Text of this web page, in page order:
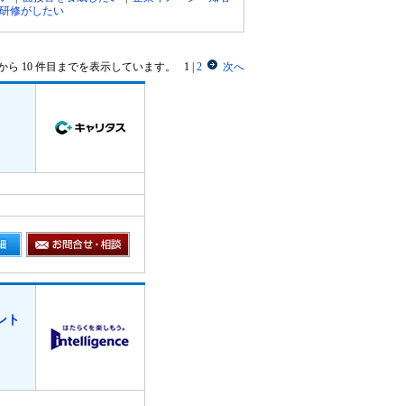
修がしたい
ら 10 件目までを表示しています。 1 2 次へ
ト